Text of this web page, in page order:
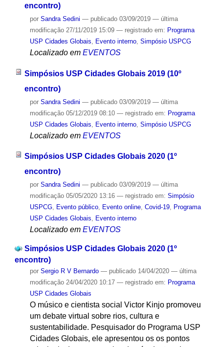
encontro)
por Sandra Sedini — publicado03/09/2019 — última
modificação27/11/2019 15:09 — registrado em: Programa
USP Cidades Globais, Evento interno, Simpósio USPCG
Localizado em EVENTOS
Simpósios USP Cidades Globais 2019 (10º
encontro)
por Sandra Sedini — publicado03/09/2019 — última
modificação05/12/2019 08:10 — registrado em: Programa
USP Cidades Globais
Evento interno, Simpósio USPCG
Localizado em EVENTOS
Simpósios USP Cidades Globais 2020 (1º
encontro)
por Sandra Sedini — publicado03/09/2019 — última
modificação05/05/2020 13:16 — registrado em: Simpósio
USPCG, Evento público, Evento online, Covid-19, Programa
USP Cidades Globais, Evento interno
Localizado em EVENTOS
Simpósios USP Cidades Globais 2020 (1º
encontro)
por Sergio R V Bernardo — publicado14/04/2020 — última
modificação24/04/2020 10:17 — registrado em: Programa
USP Cidades Globais
O músico e cientista social Victor Kinjo promoveu
um debate virtual sobre rios, cultura e
sustentabilidade. Pesquisador do Programa USP
Cidades Globais, ele apresentou os os pontos